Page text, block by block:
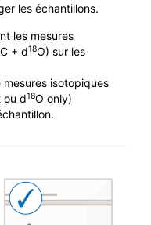
les échantillons.
les mesures
C + d18O) sur les
isotopiques
ou d18O only)